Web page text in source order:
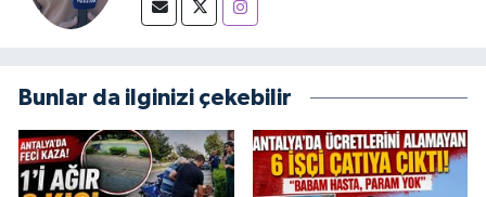
Bunlar da ilginizi çekebilir